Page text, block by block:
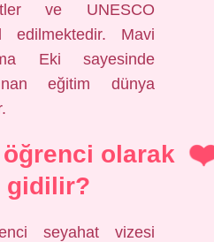
ve UNESCO
edilmektedir. Mavi
Eki sayesinde
eğitim dünya
öğrenci olarak
gidilir?
seyahat vizesi